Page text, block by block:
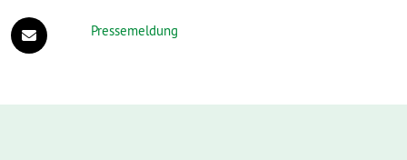
Pressemeldung